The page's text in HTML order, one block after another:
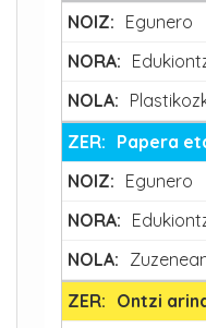
Egunero
Papera
Egunero
Ontzi